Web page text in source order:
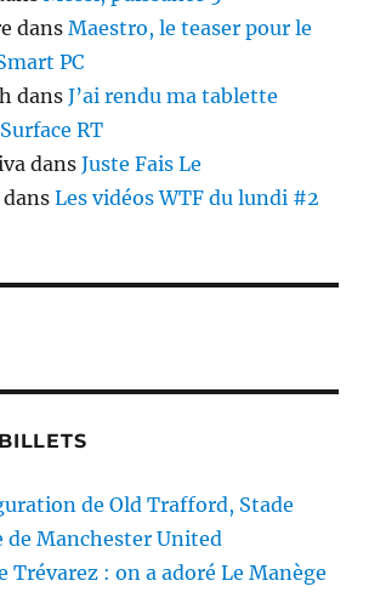
dansMaestro, le teaser pour le
PC
dansJ’ai rendu ma tablette
RT
dansJuste Fais Le
dansLes vidéos WTF du lundi #2
de Old Trafford, Stade
de Manchester United
Trévarez : on a adoré Le Manège